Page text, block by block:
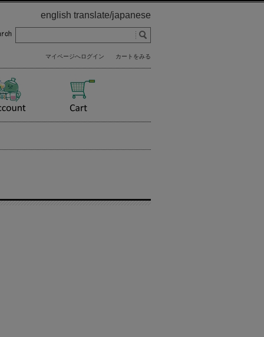
english translate/japanese
マイページへログイン カートをみる